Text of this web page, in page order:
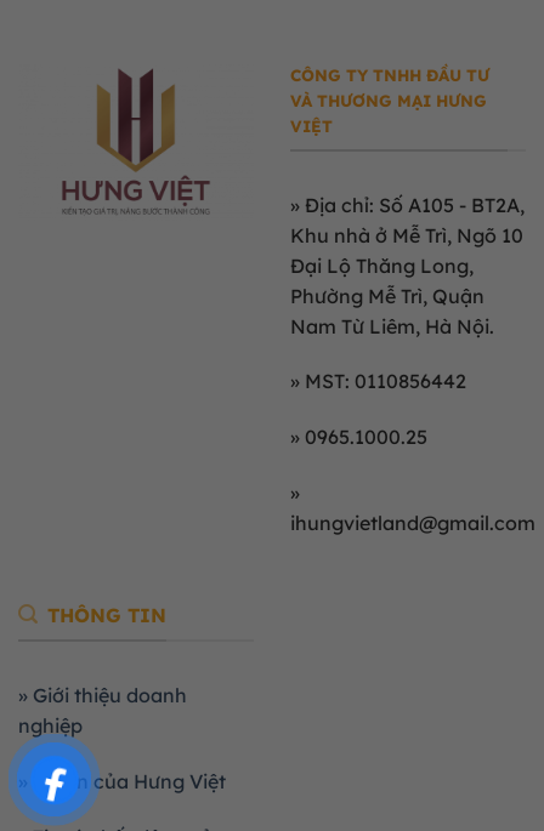
CÔNG TY TNHH ĐẦU TƯ
VÀ THƯƠNG MẠI HƯNG
VIỆT
» Địa chỉ: Số A105 - BT2A,
Khu nhà ở Mễ Trì, Ngõ 10
Đại Lộ Thăng Long,
Phường Mễ Trì, Quận
Nam Từ Liêm, Hà Nội.
» MST: 0110856442
» 0965.1000.25
»
ihungvietland@gmail.com
THÔNG TIN
» Giới thiệu doanh
nghiệp
» Dự án của Hưng Việt